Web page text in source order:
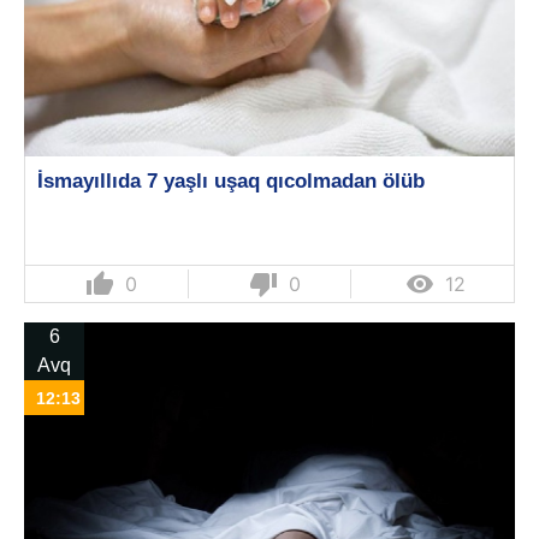
İsmayıllıda 7 yaşlı uşaq qıcolmadan ölüb
thumb_up 0 thumb_down 0  12
6
Avq
12:13